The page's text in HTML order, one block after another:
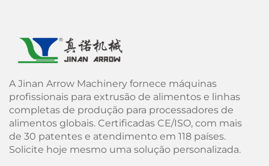
A Jinan Arrow Machinery fornece máquinas
profissionais para extrusão de alimentos e linhas
completas de produção para processadores de
alimentos globais. Certificadas CE/ISO, com mais
de 30 patentes e atendimento em 118 países.
Solicite hoje mesmo uma solução personalizada.